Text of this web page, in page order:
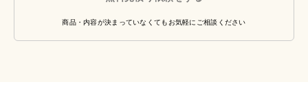
商品・内容が決まっていなくてもお気軽にご相談ください